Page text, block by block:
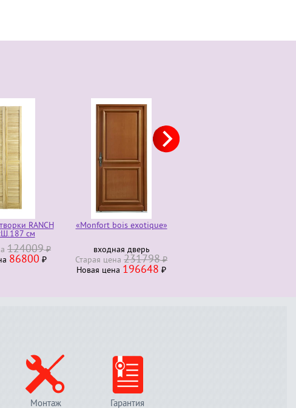
₽
₽
«Monfort bois exotique»
входная дверь
Старая ценa231798 ₽
Новая ценa196648 ₽
«Morlanne bois exotique»
Новая ценa
Монтаж Гарантия